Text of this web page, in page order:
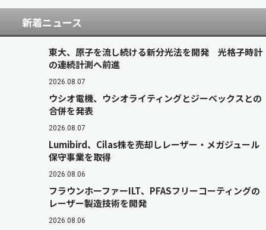
新着ニュース
東大、原子を流し続ける新分光法を開発 光格子時計
の連続計測へ前進
2026.08.07
ウシオ電機、ウシオライティングとジーベックスとの
合併を発表
2026.08.07
Lumibird、Cilas株を売却しレーザー・メガジュール
保守事業を取得
2026.08.06
フラウンホーファーILT、PFASフリーコーティングの
レーザー製造技術を開発
2026.08.06